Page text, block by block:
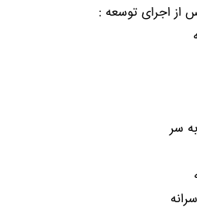
از اجرای توسعه :
سر